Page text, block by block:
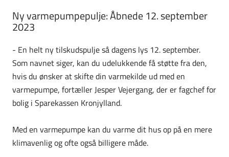
Ny varmepumpepulje: Åbnede 12. september
2023
- En helt ny tilskudspulje så dagens lys 12. september.
Som navnet siger, kan du udelukkende få støtte fra den,
hvis du ønsker at skifte din varmekilde ud med en
varmepumpe, fortæller Jesper Vejergang, der er fagchef for
bolig i Sparekassen Kronjylland.
Med en varmepumpe kan du varme dit hus op på en mere
klimavenlig og ofte også billigere måde.